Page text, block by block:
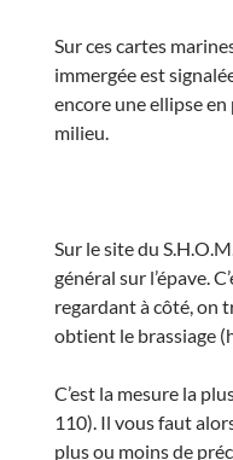
Sur ces cartes
immergée est
encore une ellipse
milieu.
Sur le site du
général sur l’épave.
regardant à côté, on
obtient le brassiage
C’est la mesure la
110). Il vous faut
plus ou moins de